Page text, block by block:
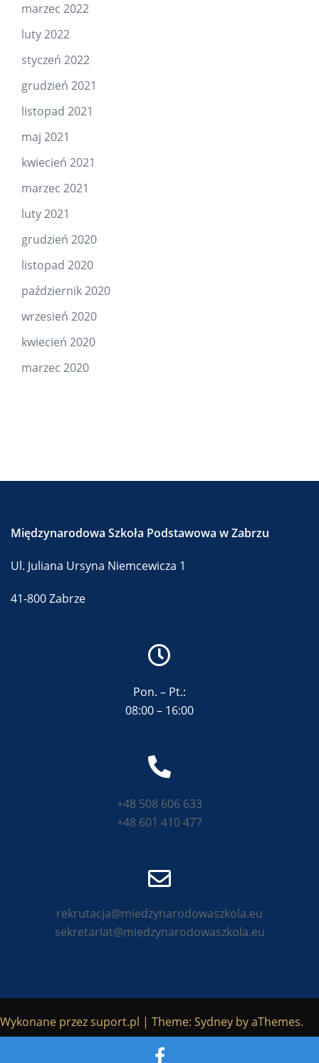
marzec 2022
luty 2022
styczeń 2022
grudzień 2021
listopad 2021
maj 2021
kwiecień 2021
marzec 2021
luty 2021
grudzień 2020
listopad 2020
październik 2020
wrzesień 2020
kwiecień 2020
marzec 2020
Międzynarodowa Szkoła Podstawowa w Zabrzu
Ul. Juliana Ursyna Niemcewicza 1
41-800 Zabrze
Pon. – Pt.:
08:00 – 16:00
+48 508 606 633
+48 601 410 477
rekrutacja@miedzynarodowaszkola.eu
sekretariat@miedzynarodowaszkola.eu
Wykonane przezsuport.pl | Theme: Sydney by aThemes.